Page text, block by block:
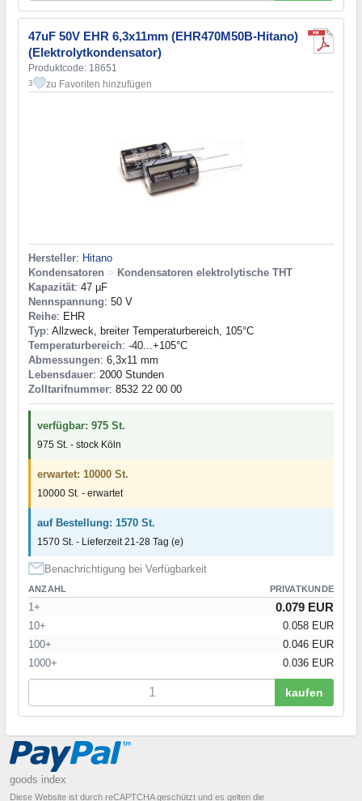
47uF 50V EHR 6,3x11mm (EHR470M50B-Hitano)
(Elektrolytkondensator)
Produktcode: 18651
3 zu Favoriten hinzufügen
Hersteller: Hitano
Kondensatoren > Kondensatoren elektrolytische THT
Kapazität: 47 µF
Nennspannung: 50 V
Reihe: EHR
Typ: Allzweck, breiter Temperaturbereich, 105°C
Temperaturbereich: -40...+105°C
Abmessungen: 6,3x11 mm
Lebensdauer: 2000 Stunden
Zolltarifnummer: 8532 22 00 00
verfügbar: 975 St.
975 St. - stock Köln
erwartet: 10000 St.
10000 St. - erwartet
auf Bestellung: 1570 St.
1570 St. - Lieferzeit 21-28 Tag (e)
Benachrichtigung bei Verfügbarkeit
ANZAHL PRIVATKUNDE
1+ 0.079 EUR
10+
0.058 EUR
100+
0.046 EUR
1000+
0.036 EUR
kaufen
goods index
Diese Website ist durch reCAPTCHA geschützt und es gelten die